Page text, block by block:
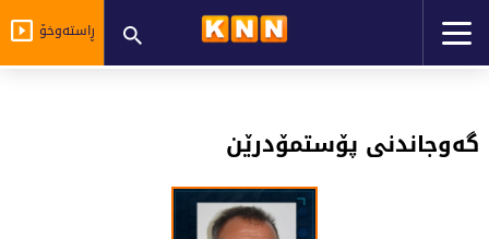
ڕاستەوخۆ
گەوجاندنی پۆستمۆدرێن